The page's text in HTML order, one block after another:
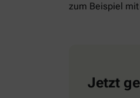
zum Beispiel
Jetzt